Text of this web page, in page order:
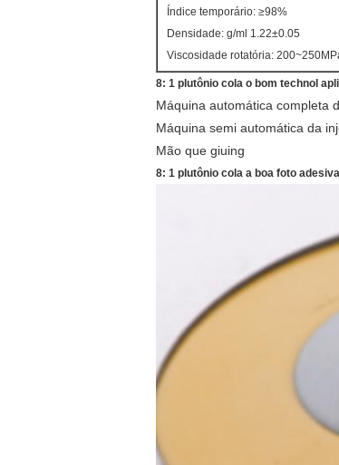
Índice temporário: ≥98%
Densidade: g/ml 1.22±0.05
Viscosidade rotatória:
8: 1 plutônio cola o bom technol
Máquina automática completa
Máquina semi automática da
Mão que giuing
8: 1 plutônio cola a boa foto